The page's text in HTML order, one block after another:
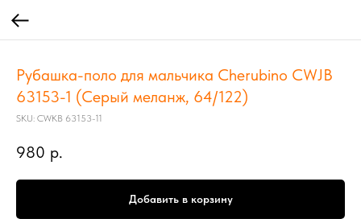
Рубашка-поло для мальчика Cherubino CWJB
63153-1 (Серый меланж, 64/122)
SKU: CWKB 63153-11
980 р.
Добавить в корзину